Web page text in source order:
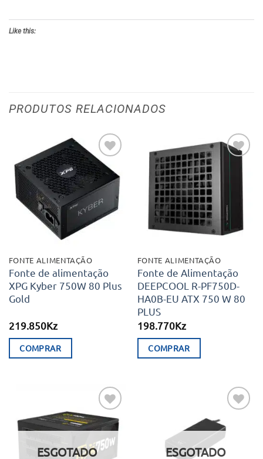
Like this:
PRODUTOS RELACIONADOS
Adicionar
aos meus
desejos
FONTE ALIMENTAÇÃO
Fonte de alimentação
XPG Kyber 750W 80 Plus
Gold
219.850Kz
COMPRAR
Adicionar
aos meus
desejos
FONTE ALIMENTAÇÃO
Fonte de Alimentação
DEEPCOOL R-PF750D-
HA0B-EU ATX 750 W 80
PLUS
198.770Kz
COMPRAR
Adicionar
aos meus
desejos
ESGOTADO
Adicionar
aos meus
desejos
ESGOTADO